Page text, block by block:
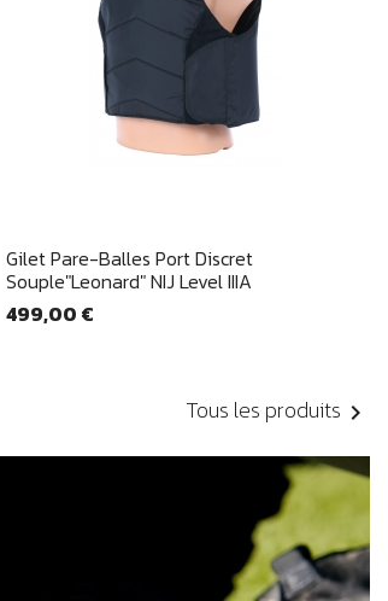
Aperçu rapide
Gilet Pare-Balles Port Discret
Souple"Leonard" NIJ Level IIIA
499,00 €
Tous les produits 